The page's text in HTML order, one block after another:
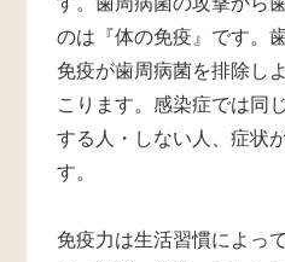
のは『体の免疫』です。
免疫が歯周病菌を排除し
こります。感染症では同
する人・しない人、症状
す。
免疫力は生活習慣によっ